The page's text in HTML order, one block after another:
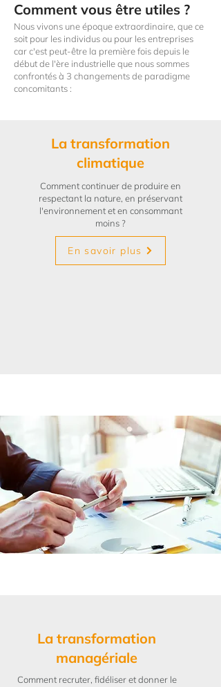
Comment vous être utiles ?
Nous vivons une époque extraordinaire, que ce
soit pour les individus ou pour les entreprises
car c'est peut-être la première fois depuis le
début de l'ère industrielle que nous sommes
confrontés à 3 changements de paradigme
concomitants :
La transformation
climatique
Comment continuer de produire en
respectant la nature, en préservant
l'environnement et en consommant
moins ?
En savoir plus
La transformation
managériale
Comment recruter, fidéliser et donner le